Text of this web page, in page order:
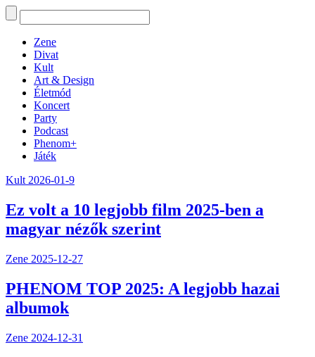
Zene
Divat
Kult
Art & Design
Életmód
Koncert
Party
Podcast
Phenom+
Játék
Kult 2026-01-9
Ez volt a 10 legjobb film 2025-ben a
magyar nézők szerint
Zene 2025-12-27
PHENOM TOP 2025: A legjobb hazai
albumok
Zene 2024-12-31